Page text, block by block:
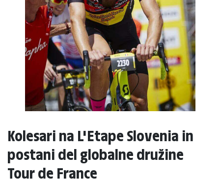
Kolesari na L'Etape Slovenia in
postani del globalne družine
Tour de France